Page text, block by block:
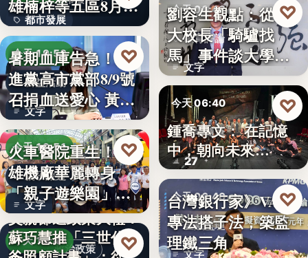
都市發展
文字
雄楠梓等五區8月20
日上…
今天 19:53
公益活動
文字
暑期血庫告急！民
進黨高市黨部8/9號
召捐血送愛心 黃
捷、…
♡
今天 19:51
親子旅遊
文字
火車醫院重生！高
雄機廠華麗轉身
「親子遊樂園」
開幕首日…
♡
政治政策
今天 19:49
父親節送政策大禮！
蘇巧慧推「三世代爸
♡
今天 06:42
教育評論
文字
劉容生觀點：從清
大校長「騎驢找
馬」事件談大學治
理與領導倫…
♡
今天 06:40
劇場隨筆
27
鍾喬專文： 在記憶
中，朝向未來…
♡
今天 06:40
金融監理
文字
台灣銀行家》VASP
專法搭子法，築監
理鐵三角
♡